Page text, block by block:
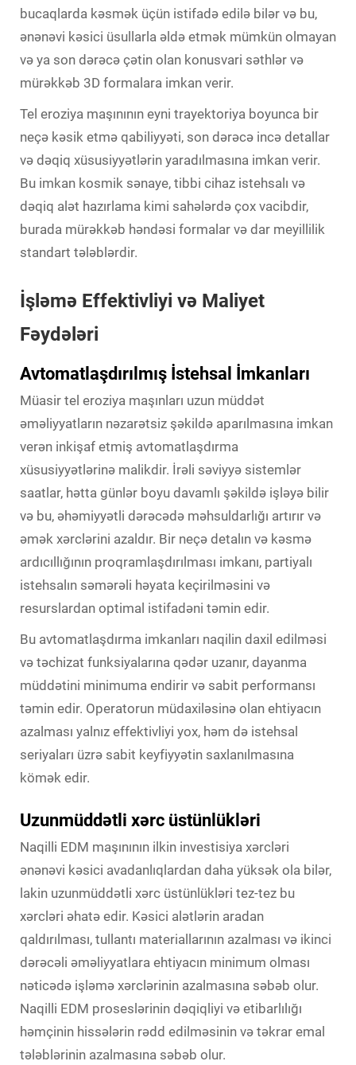
bucaqlarda kəsmək üçün istifadə edilə bilər və bu,
ənənəvi kəsici üsullarla əldə etmək mümkün olmayan
və ya son dərəcə çətin olan konusvari səthlər və
mürəkkəb 3D formalara imkan verir.
Tel eroziya maşınının eyni trayektoriya boyunca bir
neçə kəsik etmə qabiliyyəti, son dərəcə incə detallar
və dəqiq xüsusiyyətlərin yaradılmasına imkan verir.
Bu imkan kosmik sənaye, tibbi cihaz istehsalı və
dəqiq alət hazırlama kimi sahələrdə çox vacibdir,
burada mürəkkəb həndəsi formalar və dar meyillilik
standart tələblərdir.
İşləmə Effektivliyi və Maliyet
Fəydələri
Avtomatlaşdırılmış İstehsal İmkanları
Müasir tel eroziya maşınları uzun müddət
əməliyyatların nəzarətsiz şəkildə aparılmasına imkan
verən inkişaf etmiş avtomatlaşdırma
xüsusiyyətlərinə malikdir. İrəli səviyyə sistemlər
saatlar, hətta günlər boyu davamlı şəkildə işləyə bilir
və bu, əhəmiyyətli dərəcədə məhsuldarlığı artırır və
əmək xərclərini azaldır. Bir neçə detalın və kəsmə
ardıcıllığının proqramlaşdırılması imkanı, partiyalı
istehsalın səmərəli həyata keçirilməsini və
resurslardan optimal istifadəni təmin edir.
Bu avtomatlaşdırma imkanları naqilin daxil edilməsi
və təchizat funksiyalarına qədər uzanır, dayanma
müddətini minimuma endirir və sabit performansı
təmin edir. Operatorun müdaxiləsinə olan ehtiyacın
azalması yalnız effektivliyi yox, həm də istehsal
seriyaları üzrə sabit keyfiyyətin saxlanılmasına
kömək edir.
Uzunmüddətli xərc üstünlükləri
Naqilli EDM maşınının ilkin investisiya xərcləri
ənənəvi kəsici avadanlıqlardan daha yüksək ola bilər,
lakin uzunmüddətli xərc üstünlükləri tez-tez bu
xərcləri əhatə edir. Kəsici alətlərin aradan
qaldırılması, tullantı materiallarının azalması və ikinci
dərəcəli əməliyyatlara ehtiyacın minimum olması
nəticədə işləmə xərclərinin azalmasına səbəb olur.
Naqilli EDM proseslərinin dəqiqliyi və etibarlılığı
həmçinin hissələrin rədd edilməsinin və təkrar emal
tələblərinin azalmasına səbəb olur.